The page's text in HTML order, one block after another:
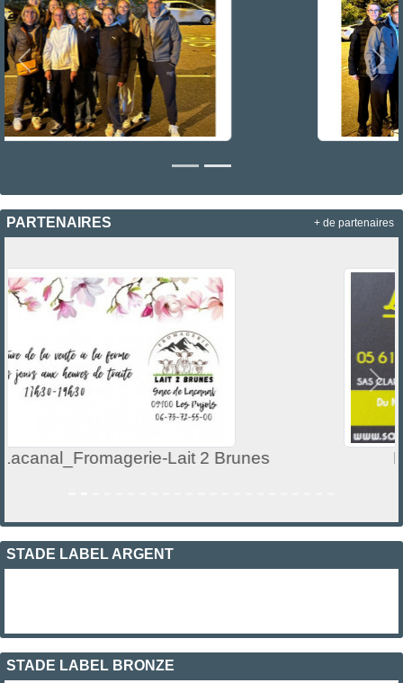
Précedent
PARTENAIRES
Le petit marché_Clarac
Précedent
+ de partenaires
STADE LABEL ARGENT
STADE LABEL BRONZE